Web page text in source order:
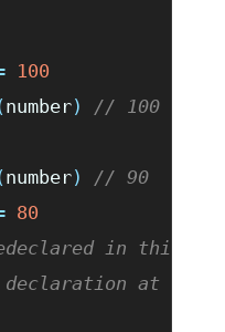
100
number)
// 100
number)
// 90
80
in this
declaration at